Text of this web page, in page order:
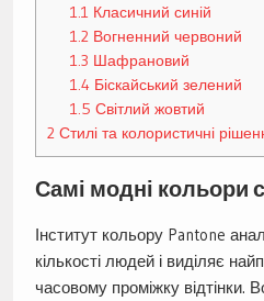
1.1 Класичний синій
1.2 Вогненний червоний
1.3 Шафрановий
1.4 Біскайський зелений
1.5 Світлий жовтий
2Стилі та колористичні
Самі модні кольори
Інститут кольору Pantone
кількості людей і виділяє
часовому проміжку відтінки.